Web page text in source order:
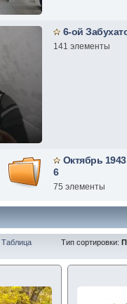
6-ой
141 элементы
Октябрь
6
75 элементы
Таблица Тип сортировки: